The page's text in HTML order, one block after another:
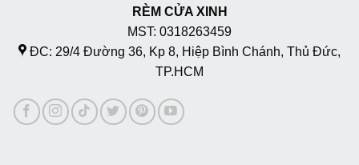
RÈM CỬA XINH
MST: 0318263459
ĐC: 29/4 Đường 36, Kp 8, Hiệp Bình Chánh, Thủ Đức,
TP.HCM